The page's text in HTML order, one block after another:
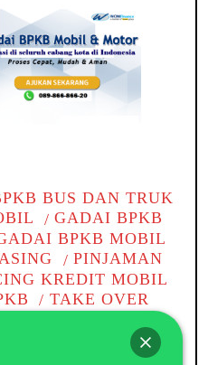
BUS DAN TRUK
GADAI BPKB
BPKB MOBIL
PINJAMAN
KREDIT MOBIL
TAKE OVER
TANPA BI CHECKING
WOM